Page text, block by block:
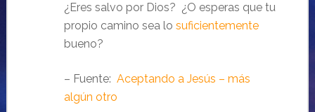
¿Eres salvo por Dios? ¿O esperas que tu
propio camino sea lo suficientemente
bueno?
– Fuente: Aceptando a Jesús – más
algún otro